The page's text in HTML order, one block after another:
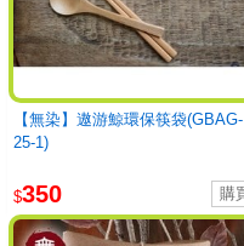
【無染】遨游鯨環保筷袋(GBAG-
25-1)
$350